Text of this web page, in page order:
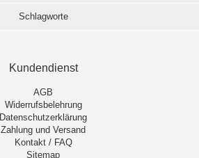
Schlagworte
Kundendienst
AGB
Widerrufsbelehrung
Datenschutzerklärung
Zahlung und Versand
Kontakt / FAQ
Sitemap